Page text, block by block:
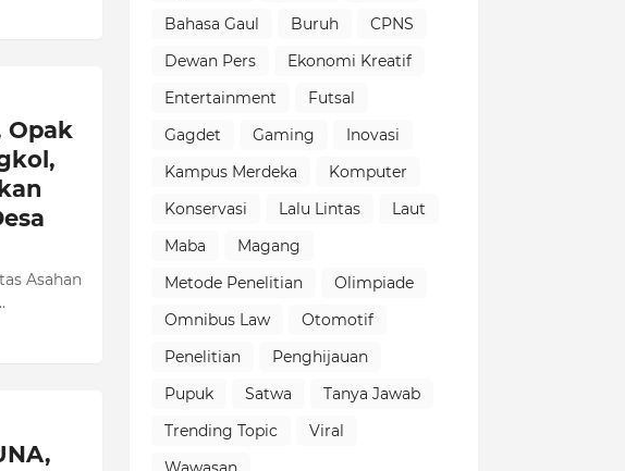
Opak
Asahan
Bahasa Gaul
Buruh
CPNS
Dewan Pers
Ekonomi Kreatif
Entertainment
Futsal
Gagdet
Gaming
Inovasi
Kampus Merdeka
Komputer
Konservasi
Lalu Lintas
Laut
Maba
Magang
Metode Penelitian
Olimpiade
Omnibus Law
Otomotif
Penelitian
Penghijauan
Pupuk
Satwa
Tanya Jawab
Trending Topic
Viral